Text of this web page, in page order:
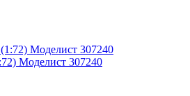
Моделист 307240